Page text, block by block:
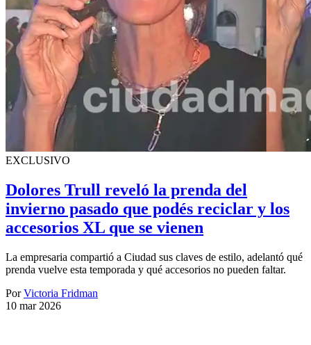
EXCLUSIVO
Dolores Trull reveló la prenda del
invierno pasado que podés reciclar y los
accesorios XL que se vienen
La empresaria compartió a Ciudad sus claves de estilo, adelantó qué
prenda vuelve esta temporada y qué accesorios no pueden faltar.
PorVictoria Fridman
10 mar 2026